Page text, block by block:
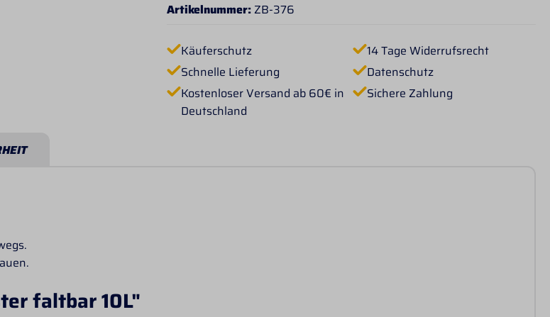
Artikelnummer:ZB-376
Käuferschutz
14 Tage Widerrufsrecht
Schnelle Lieferung
Datenschutz
Kostenloser Versand ab 60€ in
Deutschland
Sichere Zahlung
faltbar 10L"